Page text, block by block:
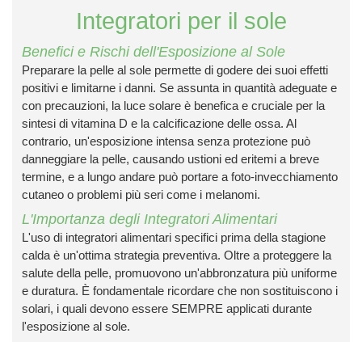
Integratori per il sole
Benefici e Rischi dell'Esposizione al Sole
Preparare la pelle al sole permette di godere dei suoi effetti
positivi e limitarne i danni. Se assunta in quantità adeguate e
con precauzioni, la luce solare è benefica e cruciale per la
sintesi di vitamina D e la calcificazione delle ossa. Al
contrario, un'esposizione intensa senza protezione può
danneggiare la pelle, causando ustioni ed eritemi a breve
termine, e a lungo andare può portare a foto-invecchiamento
cutaneo o problemi più seri come i melanomi.
L'Importanza degli Integratori Alimentari
L'uso di integratori alimentari specifici prima della stagione
calda è un'ottima strategia preventiva. Oltre a proteggere la
salute della pelle, promuovono un'abbronzatura più uniforme
e duratura. È fondamentale ricordare che non sostituiscono i
solari, i quali devono essere SEMPRE applicati durante
l'esposizione al sole.